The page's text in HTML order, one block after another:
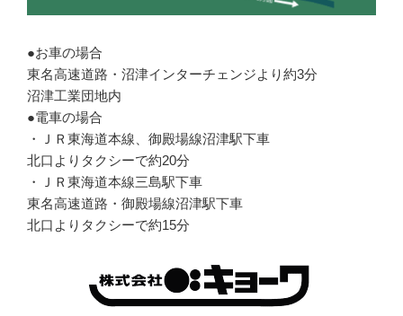
●お車の場合
東名高速道路・沼津インターチェンジより約3分
沼津工業団地内
●電車の場合
・ＪＲ東海道本線、御殿場線沼津駅下車
北口よりタクシーで約20分
・ＪＲ東海道本線三島駅下車
東名高速道路・御殿場線沼津駅下車
北口よりタクシーで約15分